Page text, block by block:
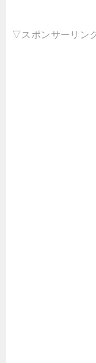
▽スポンサーリン